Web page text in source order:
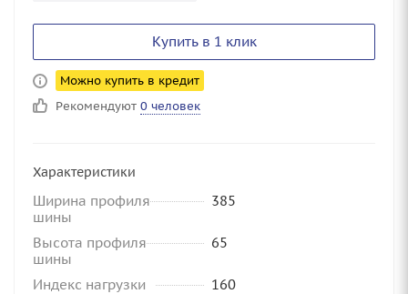
Купить в 1 клик
Можно купить в кредит
Рекомендуют 0 человек
Характеристики
Ширина профиля
шины
385
Высота профиля
шины
65
Индекс нагрузки
160